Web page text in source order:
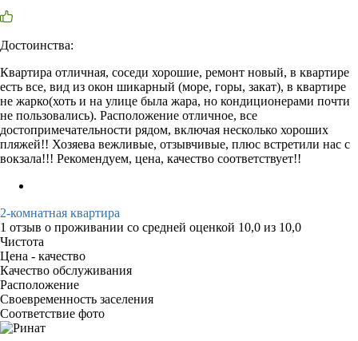
Достоинства:
Квартира отличная, соседи хорошие, ремонт новый, в квартире
есть все, вид из окон шикарный (море, горы, закат), в квартире
не жарко(хоть и на улице была жара, но кондиционерами почти
не пользовались). Расположение отличное, все
достопримечательности рядом, включая несколько хороших
пляжей!! Хозяева вежливые, отзывчивые, плюс встретили нас с
вокзала!!! Рекомендуем, цена, качество соответствует!!
2-комнатная квартира
1 отзыв о проживании со средней оценкой 10,0 из 10,0
Чистота
Цена - качество
Качество обслуживания
Расположение
Своевременность заселения
Соответствие фото